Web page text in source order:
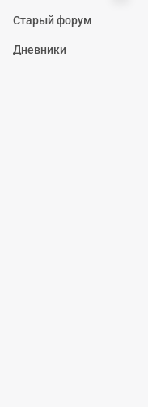
Старый форум
Дневники